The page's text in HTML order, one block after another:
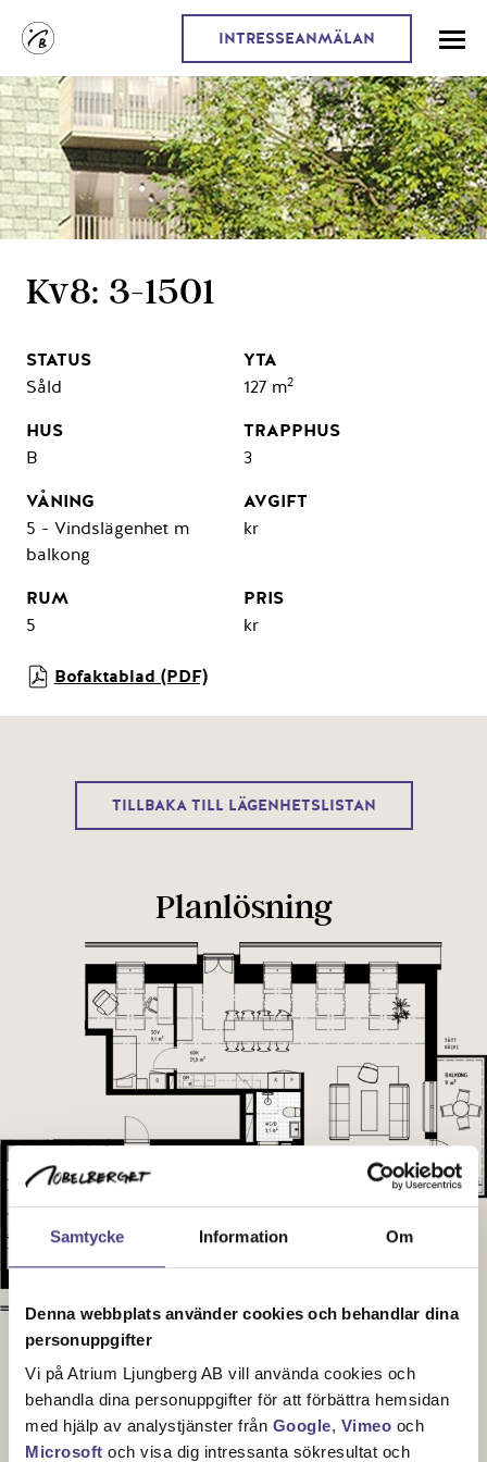
Samtycke Information Om
Denna webbplats använder cookies och behandlar dina
personuppgifter
Vi på Atrium Ljungberg AB vill använda cookies och
behandla dina personuppgifter för att förbättra hemsidan
med hjälp av analystjänster från Google, Vimeo och
Microsoft och visa dig intressanta sökresultat och
INTRESSEANMÄLAN
Kv8: 3-1501
Såld 127 m2
B 3
5 - Vindslägenhet m
balkong
kr
5 kr
Bofaktablad (PDF)
TILLBAKA TILL LÄGENHETSLISTAN
Planlösning
Sektionsplan